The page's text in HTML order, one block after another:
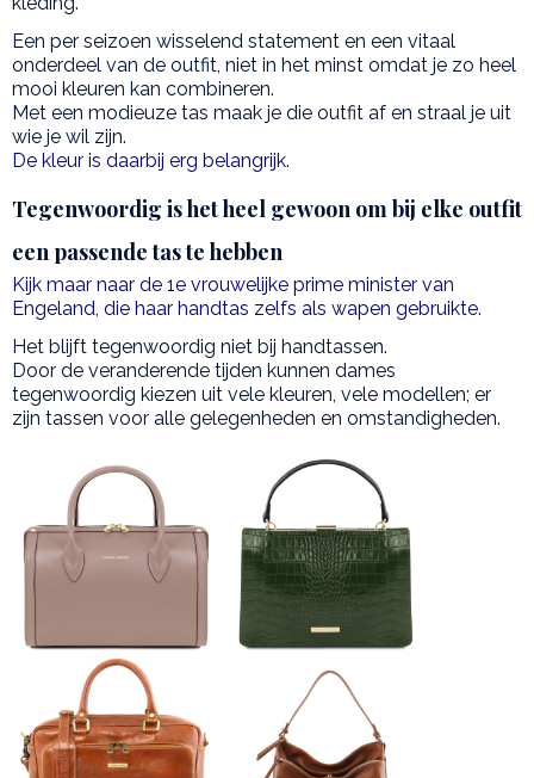
Een per seizoen wisselend statement en een vitaal
onderdeel van de outfit, niet in het minst omdat je zo heel
mooi kleuren kan combineren.
Met een modieuze tas maak je die outfit af en straal je uit
wie je wil zijn.
De kleur is daarbij erg belangrijk.
Tegenwoordig is het heel gewoon om bij elke outfit
een passende tas te hebben
Kijk maar naar de 1e vrouwelijke prime minister van
Engeland, die haar handtas zelfs als wapen gebruikte.
Het blijft tegenwoordig niet bij handtassen.
Door de veranderende tijden kunnen dames
tegenwoordig kiezen uit vele kleuren, vele modellen; er
zijn tassen voor alle gelegenheden en omstandigheden.